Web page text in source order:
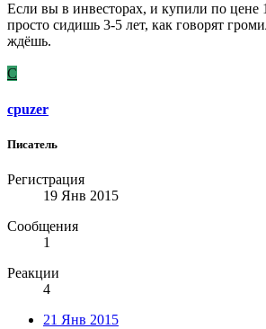
Если вы в инвесторах, и купили по цене
просто сидишь 3-5 лет, как говорят
ждёшь.
C
cpuzer
Писатель
Регистрация
19 Янв 2015
Сообщения
1
Реакции
4
21 Янв 2015